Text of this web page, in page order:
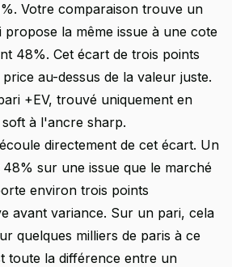
Votre comparaison trouve un
la même issue à une cote
48%. Cet écart de trois points
au-dessus de la valeur juste.
+EV, trouvé uniquement en
à l'ancre sharp.
directement de cet écart. Un
sur une issue que le marché
environ trois points
avant variance. Sur un pari, cela
quelques milliers de paris à ce
toute la différence entre un